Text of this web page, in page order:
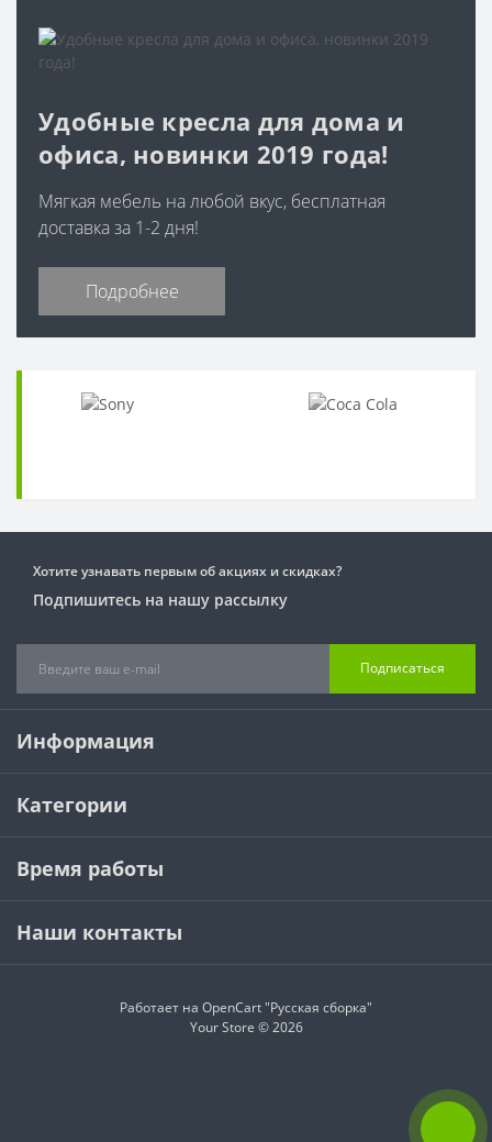
Удобные кресла для дома и
офиса, новинки 2019 года!
Мягкая мебель на любой вкус, бесплатная
доставка за 1-2 дня!
Подробнее
Хотите узнавать первым об акциях и скидках?
Подпишитесь на нашу рассылку
Подписаться
Информация
Категории
Время работы
Наши контакты
Работает на OpenCart "Русская сборка"
Your Store © 2026